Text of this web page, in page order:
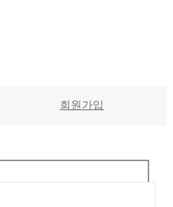
회원가입